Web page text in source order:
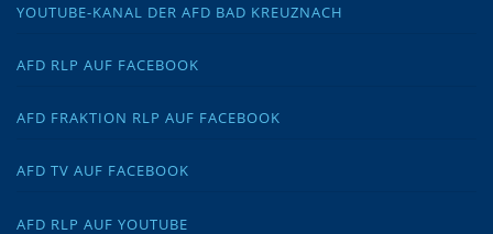
YOUTUBE-KANAL DER AFD BAD KREUZNACH
AFD RLP AUF FACEBOOK
AFD FRAKTION RLP AUF FACEBOOK
AFD TV AUF FACEBOOK
AFD RLP AUF YOUTUBE